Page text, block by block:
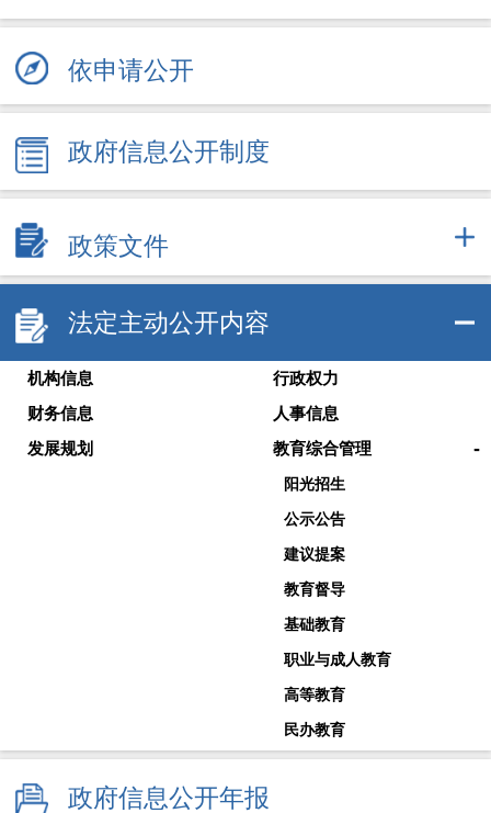
依申请公开
政府信息公开制度
政策文件
法定主动公开内容
机构信息
行政权力
财务信息
人事信息
发展规划
教育综合管理 -
阳光招生
公示公告
建议提案
教育督导
基础教育
职业与成人教育
高等教育
民办教育
教师工作
政府信息公开年报